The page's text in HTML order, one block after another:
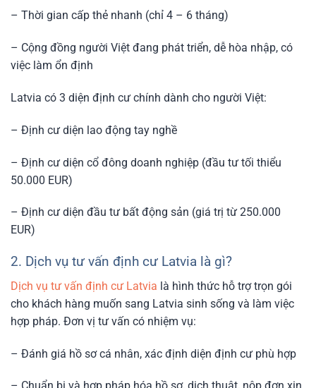
– Thời gian cấp thẻ nhanh (chỉ 4 – 6 tháng)
– Cộng đồng người Việt đang phát triển, dễ hòa nhập, có
việc làm ổn định
Latvia có 3 diện định cư chính dành cho người Việt:
– Định cư diện lao động tay nghề
– Định cư diện cổ đông doanh nghiệp (đầu tư tối thiểu
50.000 EUR)
– Định cư diện đầu tư bất động sản (giá trị từ 250.000
EUR)
2. Dịch vụ tư vấn định cư Latvia là gì?
Dịch vụ tư vấn định cư Latvia là hình thức hỗ trợ trọn gói
cho khách hàng muốn sang Latvia sinh sống và làm việc
hợp pháp. Đơn vị tư vấn có nhiệm vụ:
– Đánh giá hồ sơ cá nhân, xác định diện định cư phù hợp